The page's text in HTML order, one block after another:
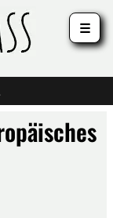
☰